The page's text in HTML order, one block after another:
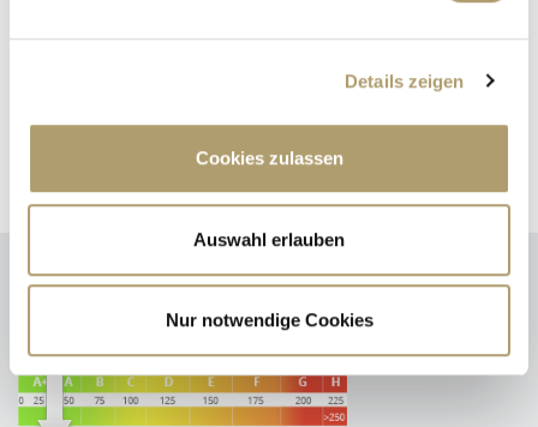
Details zeigen
Cookies zulassen
Auswahl erlauben
Nur notwendige Cookies
Energieausweis (Verbrauchsausweis)